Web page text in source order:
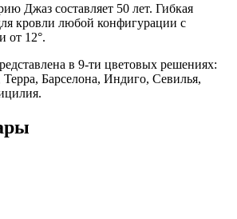
Джаз составляет 50 лет. Гибкая
кровли любой конфигурации с
от 12°.
в 9-ти цветовых решениях:
Барселона, Индиго, Севилья,